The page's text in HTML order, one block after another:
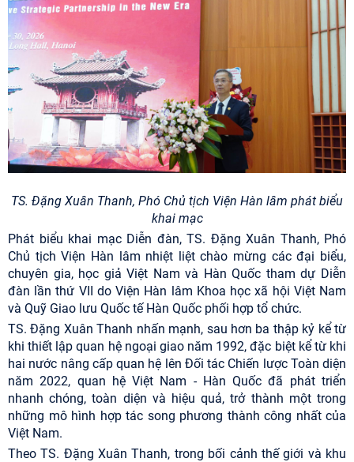
TS. Đặng Xuân Thanh, Phó Chủ tịch Viện Hàn lâm phát biểu
khai mạc
Phát biểu khai mạc Diễn đàn, TS. Đặng Xuân Thanh, Phó
Chủ tịch Viện Hàn lâm nhiệt liệt chào mừng các đại biểu,
chuyên gia, học giả Việt Nam và Hàn Quốc tham dự Diễn
đàn lần thứ VII do Viện Hàn lâm Khoa học xã hội Việt Nam
và Quỹ Giao lưu Quốc tế Hàn Quốc phối hợp tổ chức.
TS. Đặng Xuân Thanh nhấn mạnh, sau hơn ba thập kỷ kể từ
khi thiết lập quan hệ ngoại giao năm 1992, đặc biệt kể từ khi
hai nước nâng cấp quan hệ lên Đối tác Chiến lược Toàn diện
năm 2022, quan hệ Việt Nam - Hàn Quốc đã phát triển
nhanh chóng, toàn diện và hiệu quả, trở thành một trong
những mô hình hợp tác song phương thành công nhất của
Việt Nam.
Theo TS. Đặng Xuân Thanh, trong bối cảnh thế giới và khu